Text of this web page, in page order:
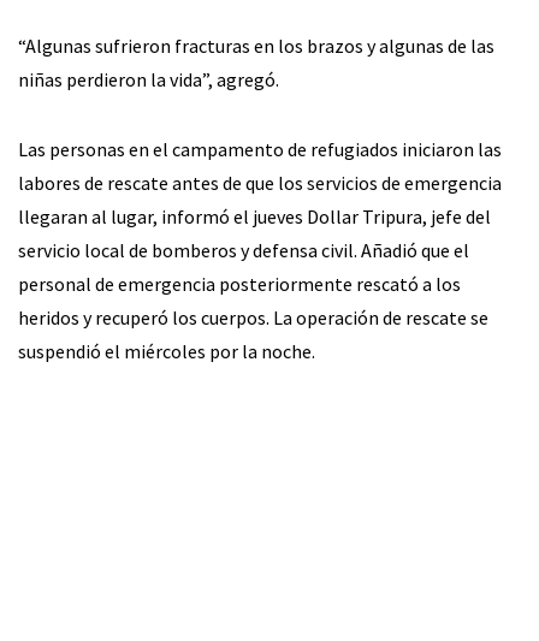
“Algunas sufrieron fracturas en los brazos y algunas de las
niñas perdieron la vida”, agregó.
Las personas en el campamento de refugiados iniciaron las
labores de rescate antes de que los servicios de emergencia
llegaran al lugar, informó el jueves Dollar Tripura, jefe del
servicio local de bomberos y defensa civil. Añadió que el
personal de emergencia posteriormente rescató a los
heridos y recuperó los cuerpos. La operación de rescate se
suspendió el miércoles por la noche.